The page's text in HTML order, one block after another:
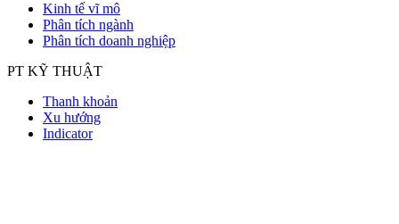
Kinh tế vĩ mô
Phân tích ngành
Phân tích doanh nghiệp
PT KỸ THUẬT
Thanh khoản
Xu hướng
Indicator